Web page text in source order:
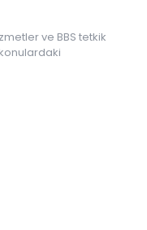
ve BBS tetkik